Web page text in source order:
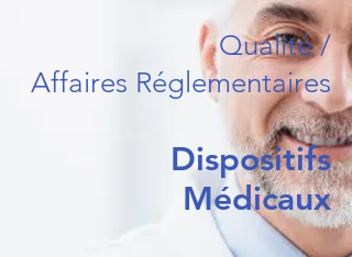
Qualité/
Affaires Réglementaires
Dispositifs
Médicaux